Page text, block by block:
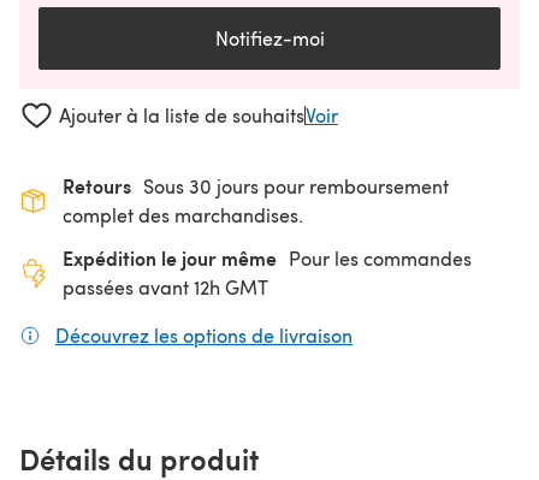
Notifiez-moi
Ajouter à la liste de souhaitsVoir
Retours Sous 30 jours pour remboursement
complet des marchandises.
Expédition le jour même Pour les commandes
passées avant 12h GMT
Découvrez les options de livraison
Détails du produit